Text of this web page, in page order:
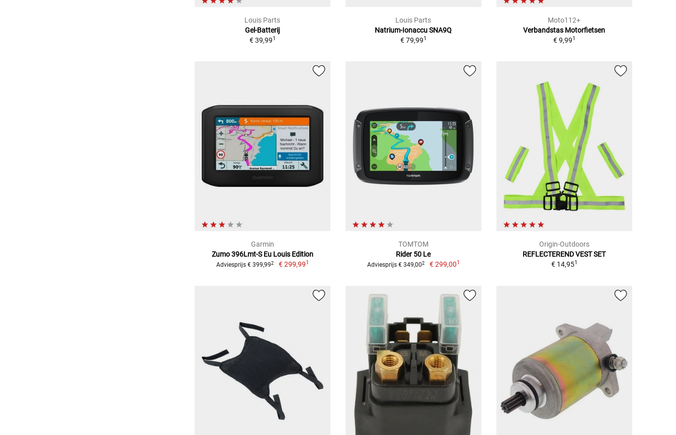
Louis Parts
Gel-Batterij
€ 39,991
Louis Parts
Natrium-Ionaccu SNA9Q
€ 79,991
Moto112+
Verbandstas Motorfietsen
€ 9,991
Garmin
Zumo 396Lmt-S Eu Louis Edition
Adviesprijs € 399,992 € 299,991
TOMTOM
Rider 50 Le
Adviesprijs € 349,002 € 299,001
Origin-Outdoors
REFLECTEREND VEST SET
€ 14,951